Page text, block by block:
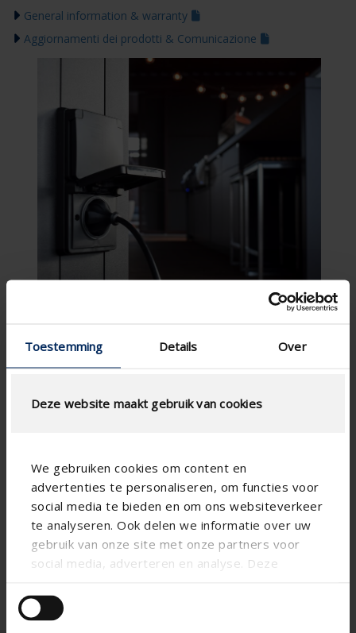
Toestemming Details Over
Deze website maakt gebruik van cookies
We gebruiken cookies om content en
advertenties te personaliseren, om functies voor
social media te bieden en om ons websiteverkeer
te analyseren. Ook delen we informatie over uw
gebruik van onze site met onze partners voor
social media, adverteren en analyse. Deze
andere informatie die u aan ze heeft verstrekt of
die ze hebben verzameld op basis van uw gebruik
General information & warranty
Aggiornamenti dei prodotti & Comunicazione